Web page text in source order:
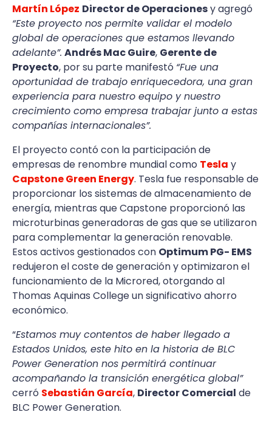
Martín López Director de Operacionesy agregó
“Este proyecto nos permite validar el modelo
global de operaciones que estamos llevando
adelante”. Andrés Mac Guire, Gerente de
Proyecto, por su parte manifestó “Fue una
oportunidad de trabajo enriquecedora, una gran
experiencia para nuestro equipo y nuestro
crecimiento como empresa trabajar junto a estas
compañías internacionales”.
El proyecto contó con la participación de
empresas de renombre mundial como Tesla y
Capstone Green Energy. Tesla fue responsable de
proporcionar los sistemas de almacenamiento de
energía, mientras que Capstone proporcionó las
microturbinas generadoras de gas que se utilizaron
para complementar la generación renovable.
Estos activos gestionados con Optimum PG- EMS
redujeron el coste de generación y optimizaron el
funcionamiento de la Microred, otorgando al
Thomas Aquinas College un significativo ahorro
económico.
“Estamos muy contentos de haber llegado a
Estados Unidos, este hito en la historia de BLC
Power Generation nos permitirá continuar
acompañando la transición energética global”
cerró Sebastián García, Director Comercial de
BLC Power Generation.